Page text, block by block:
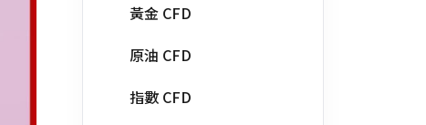
黃金 CFD
原油 CFD
指數 CFD